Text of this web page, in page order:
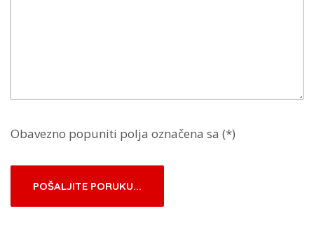
Obavezno popuniti polja označena sa (*)